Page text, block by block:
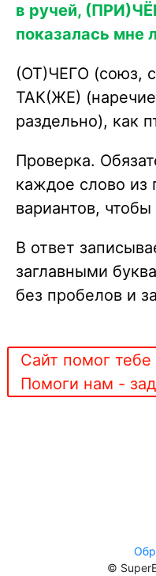
в ручей,
показалась мне
(ОТ)ЧЕГО (союз,
ТАК(ЖЕ)
раздельно), как
Проверка.
каждое слово
вариантов,
В ответ
заглавными
без пробелов и
Сайт помог тебе
Помоги нам -
©